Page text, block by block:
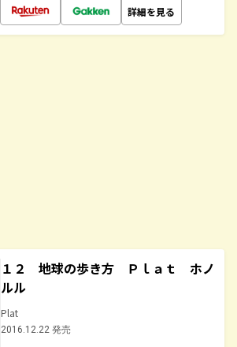
詳細を見る
１２ 地球の歩き方 Ｐｌａｔ ホノ
ルル
Plat
2016.12.22 発売